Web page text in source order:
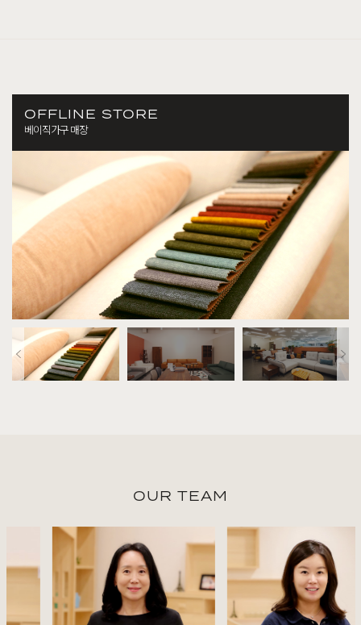
OFFLINE STORE
베이직가구 매장
OUR TEAM